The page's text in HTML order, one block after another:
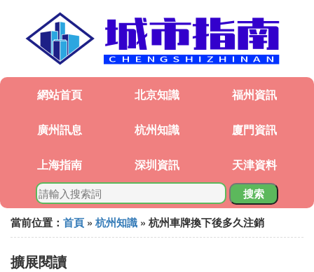
網站首頁 北京知識 福州資訊
廣州訊息 杭州知識 廈門資訊
上海指南 深圳資訊 天津資料
搜索
當前位置： 首頁 » 杭州知識 » 杭州車牌換下後多久注銷
擴展閱讀